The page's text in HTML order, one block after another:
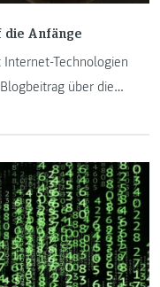
die Anfänge
Technologien
über die
Netzwerk mit
globalen Netzwerk
Lebens beeinflusst.